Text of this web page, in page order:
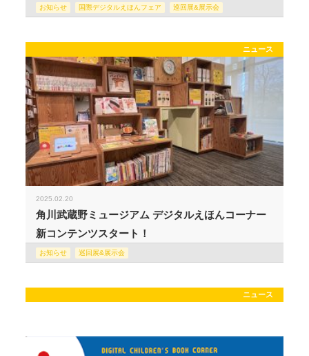
お知らせ 国際デジタルえほんフェア 巡回展&展示会
ニュース
2025.02.20
角川武蔵野ミュージアム デジタルえほんコーナー
新コンテンツスタート！
お知らせ 巡回展&展示会
ニュース